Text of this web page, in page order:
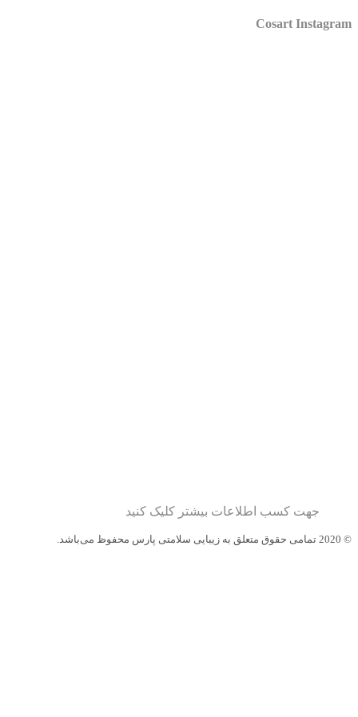
Cosart
جهت کسب اطلاعات بیشتر کلیک کنید